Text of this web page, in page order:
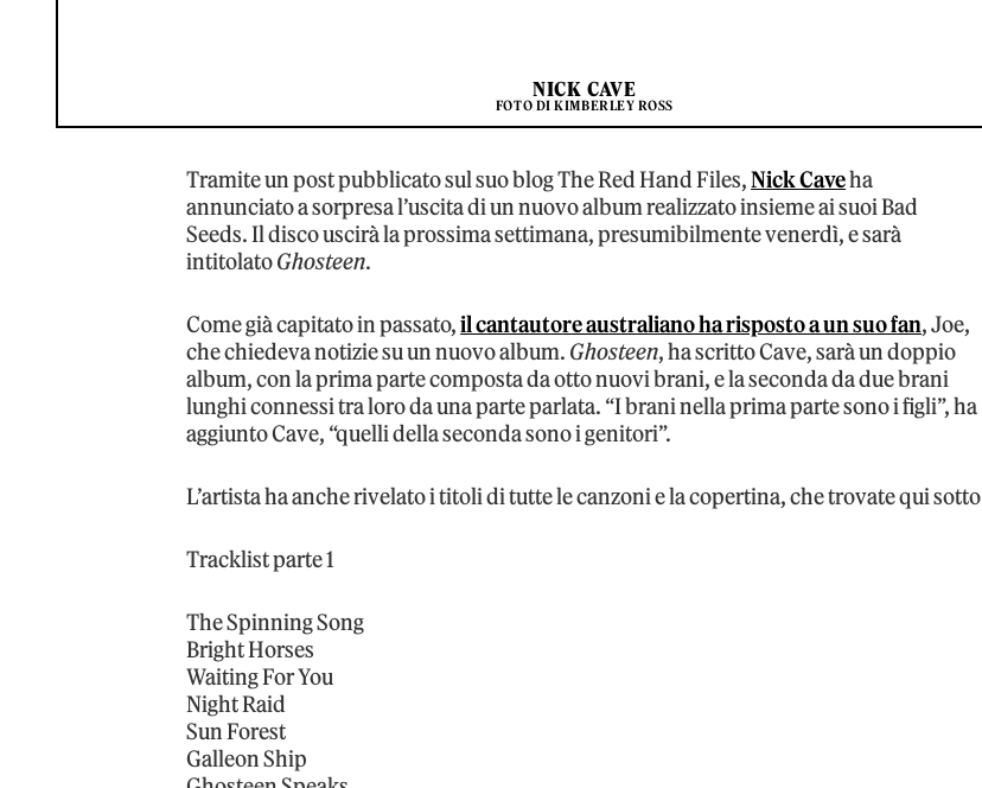
NICK CAVE
FOTO DI KIMBERLEY ROSS
Tramite un post pubblicato sul suo blog The Red Hand Files,Nick Caveha
annunciato a sorpresa l’uscita di un nuovo album realizzato insieme ai suoi Bad
Seeds. Il disco uscirà la prossima settimana, presumibilmente venerdì, e sarà
intitolatoGhosteen.
Come già capitato in passato,il cantautore australiano ha risposto a un suo fan, Joe,
che chiedeva notizie su un nuovo album. Ghosteen, ha scritto Cave, sarà un doppio
album, con la prima parte composta da otto nuovi brani, e la seconda da due brani
lunghi connessi tra loro da una parte parlata. “I brani nella prima parte sono i figli”, ha
aggiunto Cave, “quelli della seconda sono i genitori”.
L’artista ha anche rivelato i titoli di tutte le canzoni e la copertina, che trovate qui sotto
Tracklist parte 1
The Spinning Song
Bright Horses
Waiting For You
Night Raid
Sun Forest
Galleon Ship